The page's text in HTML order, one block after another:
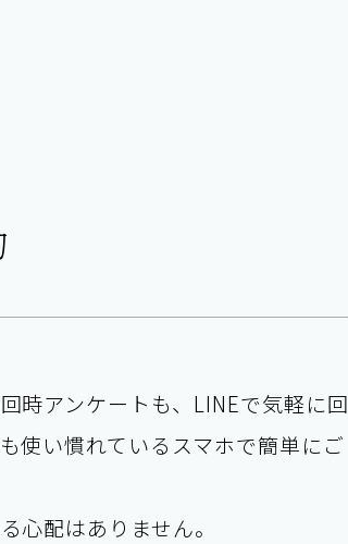
時アンケートも、LINEで気軽に回
使い慣れているスマホで簡単にご
心配はありません。